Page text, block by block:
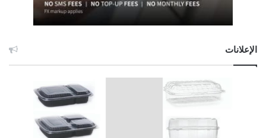
الإعلانات